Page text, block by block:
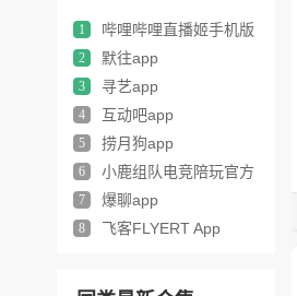
1 哔哩哔哩直播姬手机版
2 默往app
3 寻艺app
4 互动吧app
5 捞月狗app
6
小鹿组队电竞陪玩官方
版
7 爆聊app
8 飞客FLYERT App